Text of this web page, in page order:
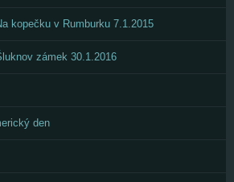
kopečku v Rumburku 7.1.2015
zámek 30.1.2016
den